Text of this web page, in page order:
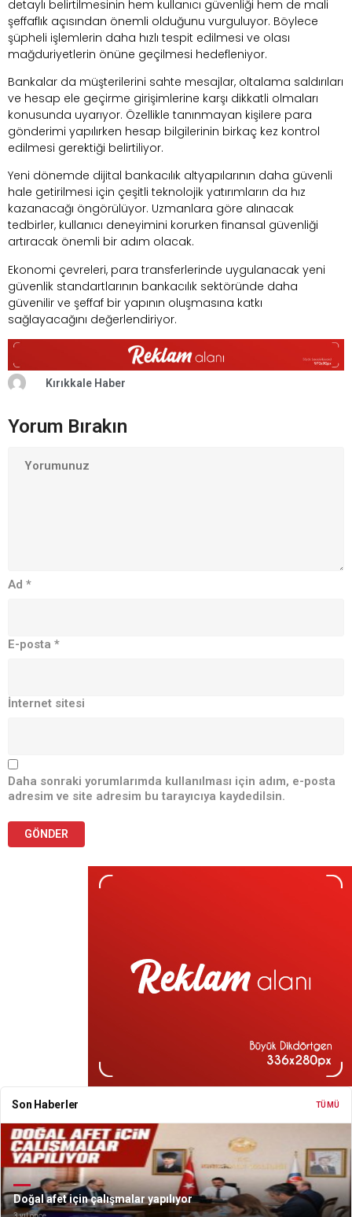
detaylı belirtilmesinin hem kullanıcı güvenliği hem de mali
şeffaflık açısından önemli olduğunu vurguluyor. Böylece
şüpheli işlemlerin daha hızlı tespit edilmesi ve olası
mağduriyetlerin önüne geçilmesi hedefleniyor.
Bankalar da müşterilerini sahte mesajlar, oltalama saldırıları
ve hesap ele geçirme girişimlerine karşı dikkatli olmaları
konusunda uyarıyor. Özellikle tanınmayan kişilere para
gönderimi yapılırken hesap bilgilerinin birkaç kez kontrol
edilmesi gerektiği belirtiliyor.
Yeni dönemde dijital bankacılık altyapılarının daha güvenli
hale getirilmesi için çeşitli teknolojik yatırımların da hız
kazanacağı öngörülüyor. Uzmanlara göre alınacak
tedbirler, kullanıcı deneyimini korurken finansal güvenliği
artıracak önemli bir adım olacak.
Ekonomi çevreleri, para transferlerinde uygulanacak yeni
güvenlik standartlarının bankacılık sektöründe daha
güvenilir ve şeffaf bir yapının oluşmasına katkı
sağlayacağını değerlendiriyor.
Kırıkkale Haber
Yorum Bırakın
Ad *
E-posta *
İnternet sitesi
Daha sonraki yorumlarımda kullanılması için adım, e-posta
adresim ve site adresim bu tarayıcıya kaydedilsin.
Son Haberler TÜMÜ
Doğal afet için çalışmalar yapılıyor